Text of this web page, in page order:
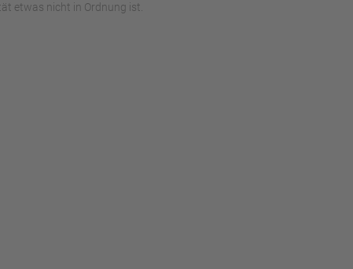
etwas nicht in Ordnung ist.